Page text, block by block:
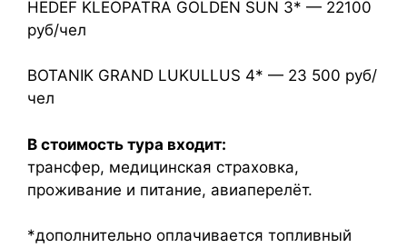
HEDEF KLEOPATRA GOLDEN SUN 3* — 22100
руб/чел
BOTANIK GRAND LUKULLUS 4* — 23 500 руб/
чел
В стоимость тура входит:
трансфер, медицинская страховка,
проживание и питание, авиаперелёт.
*дополнительно оплачивается топливный